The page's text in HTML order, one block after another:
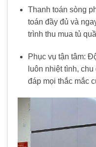
Thanh toán sòng
toán đầy đủ và
trình thu mua tủ
Phục vụ tận tâm:
luôn nhiệt tình,
đáp mọi thắc mắc